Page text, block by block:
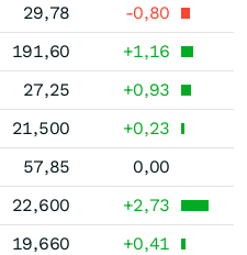
29,78
-0,80
191,60
+1,16
27,25
+0,93
21,500
+0,23
57,85
0,00
22,600
+2,73
19,660 +0,41